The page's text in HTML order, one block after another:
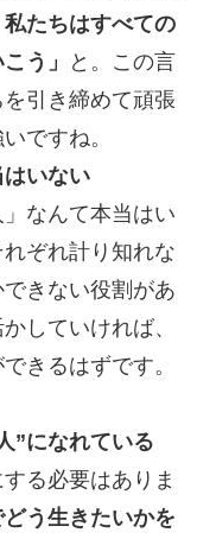
たちはすべての
う」
と。この言
引き締めて頑張
ですね。
いない
なんて本当はい
ぞれ計り知れな
きない役割があ
していければ、
きるはずです。
”になれている
る必要はありま
う生きたいかを